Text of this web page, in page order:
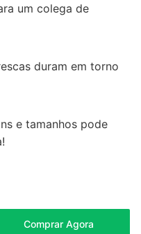
um colega de
duram em torno
e tamanhos pode
Comprar Agora